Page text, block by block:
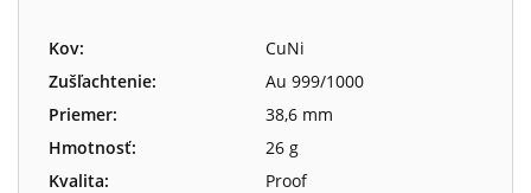
Kov:
CuNi
Zušľachtenie:
Au 999/1000
Priemer:
38,6 mm
Hmotnosť:
26 g
Kvalita:
Proof